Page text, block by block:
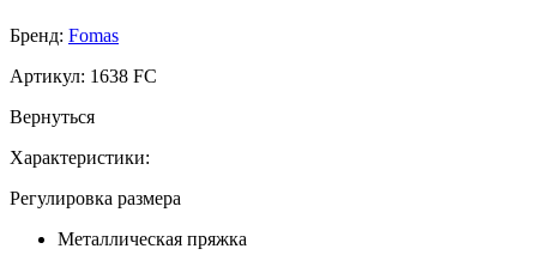
Бренд: Fomas
Артикул: 1638 FC
Вернуться
Характеристики:
Регулировка размера
Металлическая пряжка